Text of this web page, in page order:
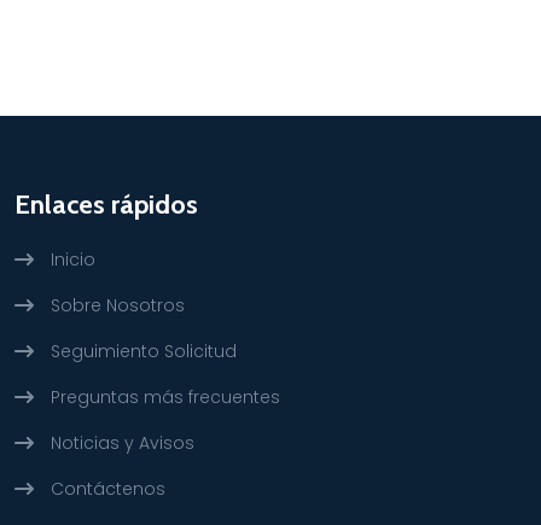
Enlaces rápidos
Inicio
Sobre Nosotros
Seguimiento Solicitud
Preguntas más frecuentes
Noticias y Avisos
Contáctenos